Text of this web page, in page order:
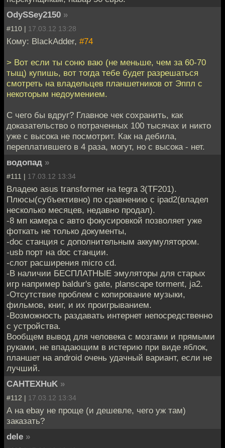
OdySSey2150 »
#110 | 17.03.12 13:28
Кому: BlackAdder, #74
> Вот если ты соню ваю (не меньше, чем за 60-70
тыщ) купишь, вот тогда тебе будет разрешаться
смотреть на владельцев планшетников от Эппл с
некоторым недоумением.
С чего бы вдруг? Главное чек сохранить, как
доказательство о потраченных 100 тысячах и никто
уже с высока не посмотрит. Как на дебила,
переплатившего в 4 раза, могут, но с высока - нет.
водопад »
#111 | 17.03.12 13:34
Владею asus transformer на tegra 3(TF201).
Плюсы(субъективно) по сравнению с ipad2(владел
несколько месяцев, недавно продал).
-8 мп камера с авто фокусировкой позволяет уже
фоткать не только документы,
-doc станция с дополнительным аккумулятором.
-usb порт на doc станции.
-слот расширения micrо cd.
-В наличии БЕСПЛАТНЫЕ эмуляторы для старых
игр например baldur's gate, planscape torment, ja2.
-Отсутствие проблем с копирование музыки,
фильмов, книг, и их проигрыванием.
-Возможность раздавать интернет непосредственно
с устройства.
Вообщем вывод для человека с мозгами и прямыми
руками, не впадающим в истерию при виде яблок,
планшет на android очень удачный вариант, если не
лучший.
CAHTEXHuK »
#112 | 17.03.12 13:34
А на ebay не проще (и дешевле, чего уж там)
заказать?
dele »